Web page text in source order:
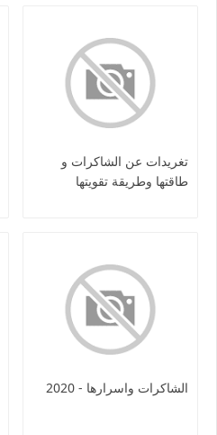
تغريدات عن الشاكرات و
طاقتها وطريقة تقويتها
الشاكرات واسرارها - 2020